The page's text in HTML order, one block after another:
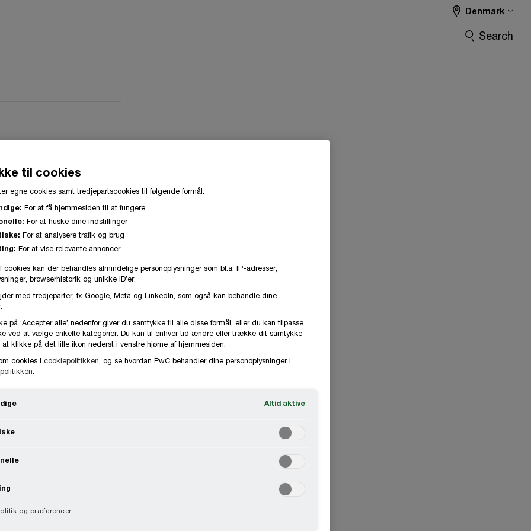
Denmark
Search
til cookies
egne cookies samt tredjepartscookies til følgende formål:
For at få hjemmesiden til at fungere
For at huske dine indstillinger
For at analysere trafik og brug
For at vise relevante annoncer
cookies kan der behandles almindelige personoplysninger som bl.a. IP-adresser,
browserhistorik og unikke ID’er.
med tredjeparter, fx Google, Meta og LinkedIn, som også kan behandle dine
på ‘Accepter alle’ nedenfor giver du samtykke til alle disse formål, eller du kan tilpasse
ved at vælge enkelte kategorier. Du kan til enhver tid ændre eller trække dit samtykke
klikke på det lille ikon nederst i venstre hjørne af hjemmesiden.
cookies i cookiepolitikken , og se hvordan PwC behandler dine personoplysninger i
Altid aktive
og præferencer